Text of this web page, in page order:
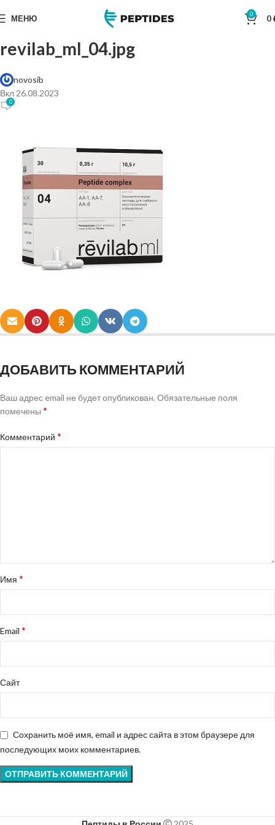
МЕНЮ 0 0
revilab_ml_04.jpg
novosib
Вкл 26.08.2023
0
ДОБАВИТЬ КОММЕНТАРИЙ
Ваш адрес email не будет опубликован. Обязательные поля
помечены *
Комментарий *
Имя *
Email *
Сайт
Сохранить моё имя, email и адрес сайта в этом браузере для
последующих моих комментариев.